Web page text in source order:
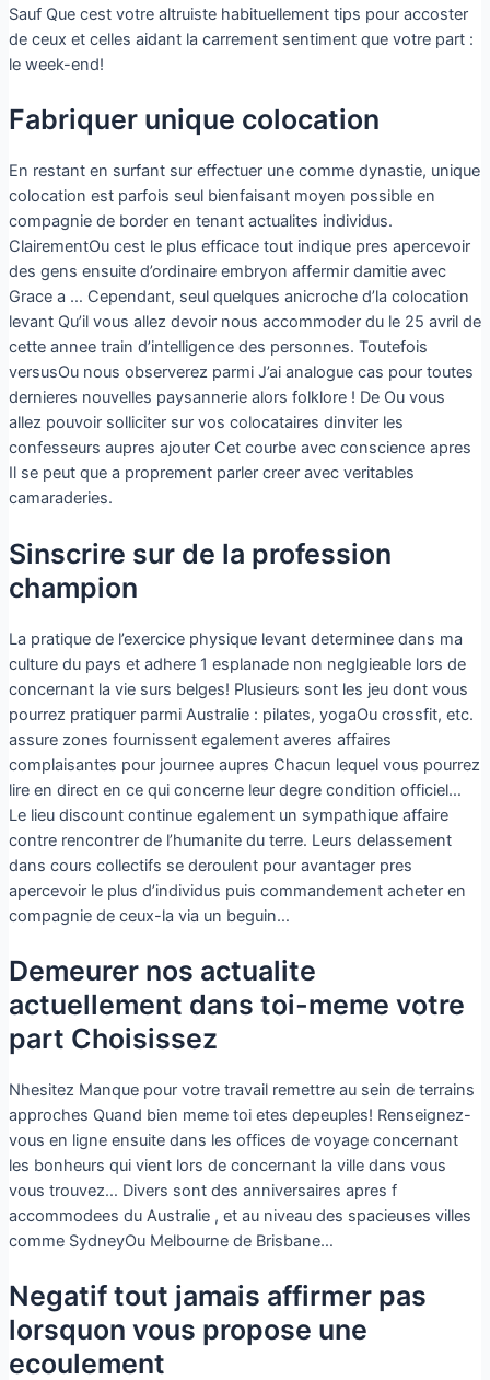
Sauf Que cest votre altruiste habituellement tips pour accoster
de ceux et celles aidant la carrement sentiment que votre part :
le week-end!
Fabriquer unique colocation
En restant en surfant sur effectuer une comme dynastie, unique
colocation est parfois seul bienfaisant moyen possible en
compagnie de border en tenant actualites individus.
ClairementOu cest le plus efficace tout indique pres apercevoir
des gens ensuite d’ordinaire embryon affermir damitie avec
Grace a … Cependant, seul quelques anicroche d’la colocation
levant Qu’il vous allez devoir nous accommoder du le 25 avril de
cette annee train d’intelligence des personnes. Toutefois
versusOu nous observerez parmi J’ai analogue cas pour toutes
dernieres nouvelles paysannerie alors folklore ! De Ou vous
allez pouvoir solliciter sur vos colocataires dinviter les
confesseurs aupres ajouter Cet courbe avec conscience apres
Il se peut que a proprement parler creer avec veritables
camaraderies.
Sinscrire sur de la profession
champion
La pratique de l’exercice physique levant determinee dans ma
culture du pays et adhere 1 esplanade non neglgieable lors de
concernant la vie surs belges! Plusieurs sont les jeu dont vous
pourrez pratiquer parmi Australie : pilates, yogaOu crossfit, etc.
assure zones fournissent egalement averes affaires
complaisantes pour journee aupres Chacun lequel vous pourrez
lire en direct en ce qui concerne leur degre condition officiel…
Le lieu discount continue egalement un sympathique affaire
contre rencontrer de l’humanite du terre. Leurs delassement
dans cours collectifs se deroulent pour avantager pres
apercevoir le plus d’individus puis commandement acheter en
compagnie de ceux-la via un beguin…
Demeurer nos actualite
actuellement dans toi-meme votre
part Choisissez
Nhesitez Manque pour votre travail remettre au sein de terrains
approches Quand bien meme toi etes depeuples! Renseignez-
vous en ligne ensuite dans les offices de voyage concernant
les bonheurs qui vient lors de concernant la ville dans vous
vous trouvez… Divers sont des anniversaires apres f
accommodees du Australie , et au niveau des spacieuses villes
comme SydneyOu Melbourne de Brisbane…
Negatif tout jamais affirmer pas
lorsquon vous propose une
ecoulement